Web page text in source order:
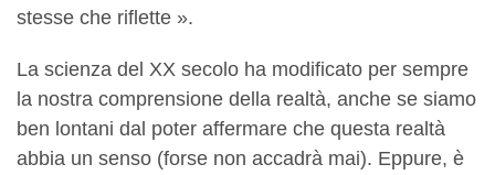
stesse che riflette ».
La scienza del XX secolo ha modificato per sempre
la nostra comprensione della realtà, anche se siamo
ben lontani dal poter affermare che questa realtà
abbia un senso (forse non accadrà mai). Eppure, è